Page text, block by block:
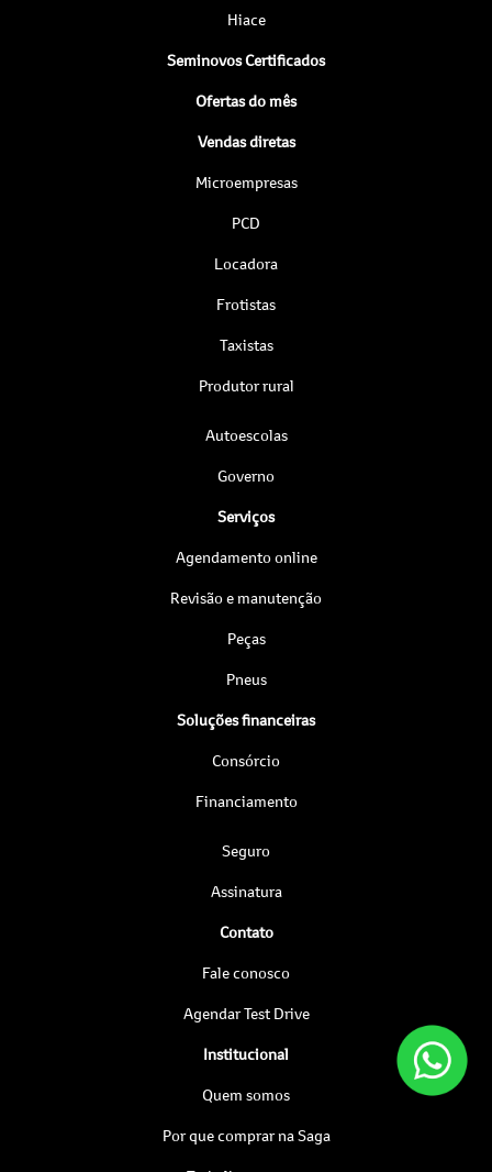
Hiace
Seminovos Certificados
Ofertas do mês
Vendas diretas
Microempresas
PCD
Locadora
Frotistas
Taxistas
Produtor rural
Autoescolas
Governo
Serviços
Agendamento online
Revisão e manutenção
Peças
Pneus
Soluções financeiras
Consórcio
Financiamento
Seguro
Assinatura
Contato
Fale conosco
Agendar Test Drive
Institucional
Quem somos
Por que comprar na Saga